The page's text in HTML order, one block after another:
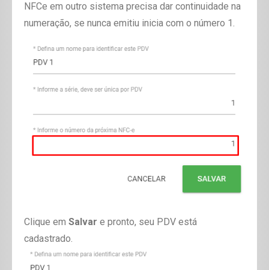
NFCe em outro sistema precisa dar continuidade na
numeração, se nunca emitiu inicia com o número 1.
Clique em Salvar e pronto, seu PDV está
cadastrado.